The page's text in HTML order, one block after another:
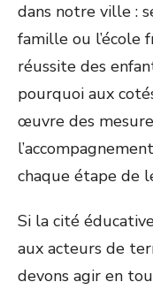
dans notre ville :
famille ou l’école
réussite des
pourquoi aux
œuvre des
chaque étape de
Si la cité
aux acteurs de
devons agir en